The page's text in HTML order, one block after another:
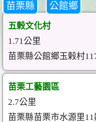
苗栗縣 公館鄉
五榖文化村
1.71公里
苗栗縣公館鄉玉榖村
苗栗工藝園區
2.7公里
苗栗縣苗栗市水源里